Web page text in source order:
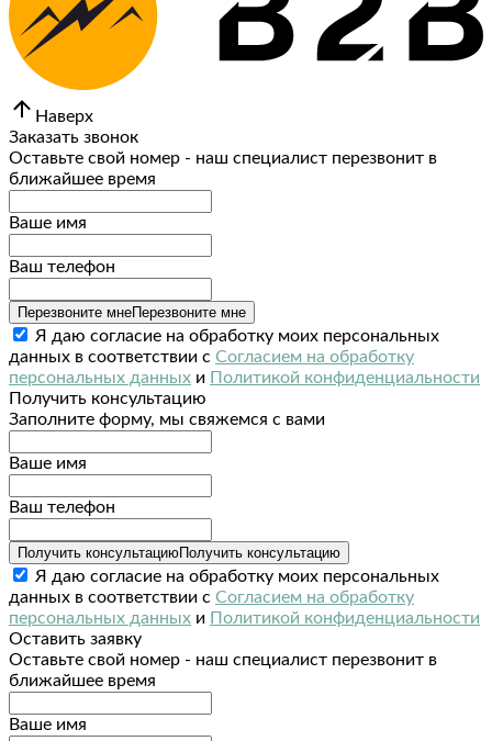
Наверх
Заказать звонок
Оставьте свой номер - наш специалист перезвонит в
ближайшее время
Ваше имя
Ваш телефон
Перезвоните мнеПерезвоните мне
Я даю согласие на обработку моих персональных
данных в соответствии с Согласием на обработку
персональных данных и Политикой конфиденциальности
Получить консультацию
Заполните форму, мы свяжемся с вами
Ваше имя
Ваш телефон
Получить консультациюПолучить консультацию
Я даю согласие на обработку моих персональных
данных в соответствии с Согласием на обработку
персональных данных и Политикой конфиденциальности
Оставить заявку
Оставьте свой номер - наш специалист перезвонит в
ближайшее время
Ваше имя